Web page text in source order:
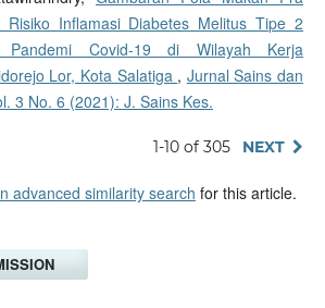
Risiko Inflamasi Diabetes Melitus Tipe 2
Covid-19 di Wilayah Kerja
Lor, Kota Salatiga , Jurnal Sains dan
3 No. 6 (2021): J. Sains Kes.
1-10 of 305 NEXT
advanced similarity search for this article.